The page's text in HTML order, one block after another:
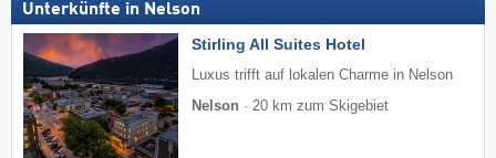
Unterkünfte in Nelson
Stirling All Suites Hotel
Luxus trifft auf lokalen Charme in Nelson
Nelson · 20 km zum Skigebiet